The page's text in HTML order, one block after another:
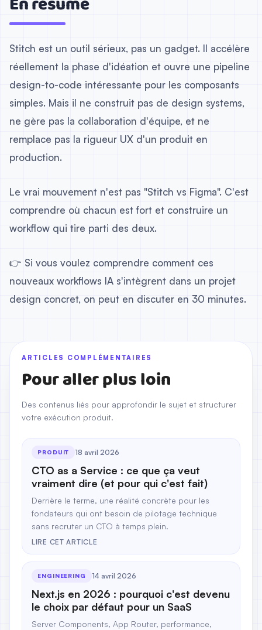
Stitch est un outil sérieux, pas un gadget. Il accélère
réellement la phase d'idéation et ouvre une pipeline
design-to-code intéressante pour les composants
simples. Mais il ne construit pas de design systems,
ne gère pas la collaboration d'équipe, et ne
remplace pas la rigueur UX d'un produit en
production.
Le vrai mouvement n'est pas "Stitch vs Figma". C'est
comprendre où chacun est fort et construire un
workflow qui tire parti des deux.
👉 Si vous voulez comprendre comment ces
nouveaux workflows IA s'intègrent dans un projet
design concret, on peut en discuter en 30 minutes.
ARTICLES COMPLÉMENTAIRES
Pour aller plus loin
Des contenus liés pour approfondir le sujet et structurer
votre exécution produit.
PRODUIT 18 avril 2026
CTO as a Service : ce que ça veut
vraiment dire (et pour qui c'est fait)
Derrière le terme, une réalité concrète pour les
fondateurs qui ont besoin de pilotage technique
sans recruter un CTO à temps plein.
LIRE CET ARTICLE
ENGINEERING 14 avril 2026
Next.js en 2026 : pourquoi c'est devenu
le choix par défaut pour un SaaS
Server Components, App Router, performance,